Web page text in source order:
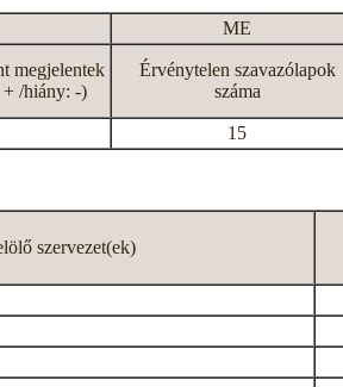
ME
megjelentek
+ /hiány: -)
Érvénytelen szavazólapok
száma
15
szervezet(ek)